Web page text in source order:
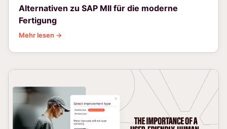
Alternativen zu SAP MII für die moderne
Fertigung
Mehr lesen →